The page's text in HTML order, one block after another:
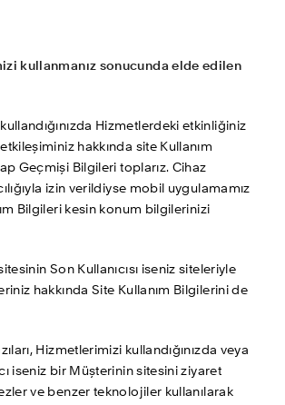
kullanmanız sonucunda elde edilen
Hizmetlerdeki etkinliğiniz
hakkında site Kullanım
Geçmişi Bilgileri toplarız. Cihaz
izin verildiyse mobil uygulamamız
Bilgileri kesin konum bilgilerinizi
Son Kullanıcısı iseniz siteleriyle
hakkında Site Kullanım Bilgilerini de
Hizmetlerimizi kullandığınızda veya
iseniz bir Müşterinin sitesini ziyaret
ve benzer teknolojiler kullanılarak